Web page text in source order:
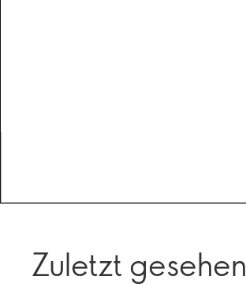
Zuletzt gesehen